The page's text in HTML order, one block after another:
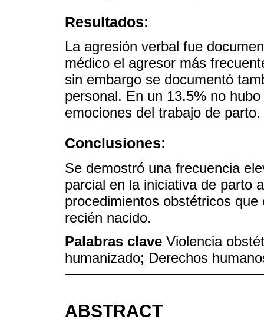
Resultados:
La agresión verbal fue
médico el agresor más
sin embargo se documentó
personal. En un 13.5% no
emociones del trabajo de parto.
Conclusiones:
Se demostró una frecuencia
parcial en la iniciativa de parto
procedimientos obstétricos
recién nacido.
Palabras clave Violencia
humanizado; Derechos
ABSTRACT